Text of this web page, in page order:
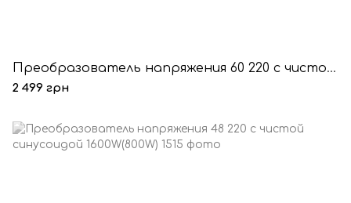
Преобразователь напряжения 60 220 с чистой синусоидой 1600W(800W)
2 499 грн